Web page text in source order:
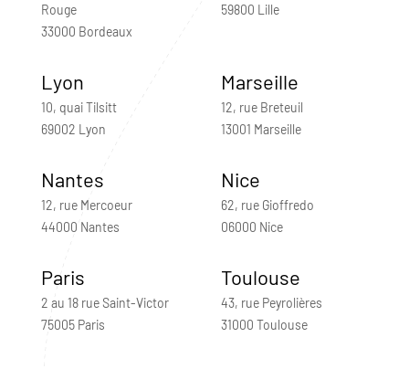
Rouge
33000 Bordeaux
59800 Lille
Lyon
10, quai Tilsitt
69002 Lyon
Marseille
12, rue Breteuil
13001 Marseille
Nantes
12, rue Mercoeur
44000 Nantes
Nice
62, rue Gioffredo
06000 Nice
Paris
2 au 18 rue Saint-Victor
75005 Paris
Toulouse
43, rue Peyrolières
31000 Toulouse